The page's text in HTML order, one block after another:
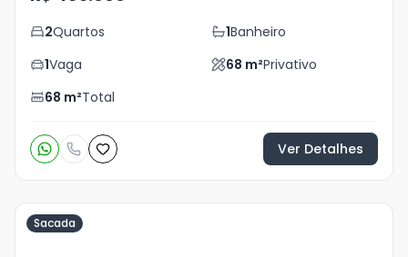
2Quartos 1Banheiro
1Vaga 68 m²Privativo
68 m²Total
Ver Detalhes
Sacada